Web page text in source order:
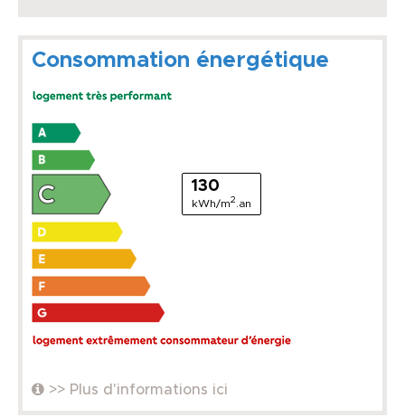
Consommation énergétique
130
kWh/m2 .an
>> Plus d'informations ici